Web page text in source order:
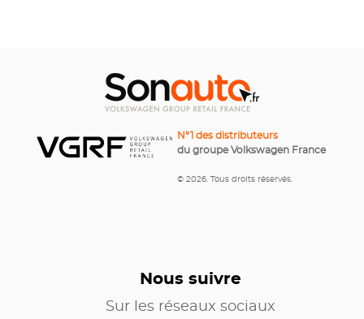
N°1 des distributeurs
du groupe Volkswagen France
© 2026. Tous droits réservés.
Nous suivre
Sur les réseaux sociaux